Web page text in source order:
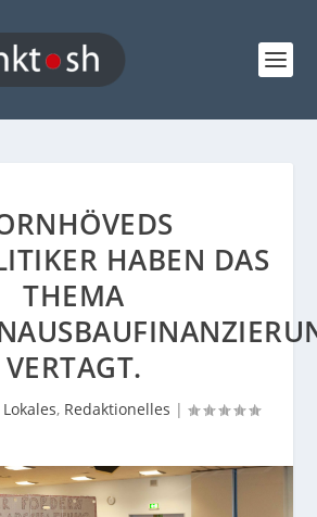
HABEN DAS
THEMA
ERTAGT.
Lokales, Redaktionelles |